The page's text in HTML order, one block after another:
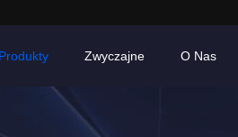
Produkty O Nas
Zwyczajne